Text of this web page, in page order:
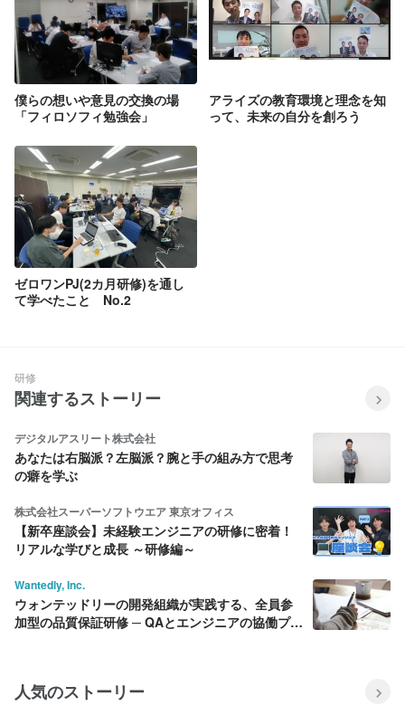
僕らの想いや意見の交換の場
「フィロソフィ勉強会」
アライズの教育環境と理念を知
って、未来の自分を創ろう
ゼロワンPJ(2カ月研修)を通し
て学べたこと No.2
研修
関連するストーリー
デジタルアスリート株式会社
あなたは右脳派？左脳派？腕と手の組み方で思考
の癖を学ぶ
株式会社スーパーソフトウエア 東京オフィス
【新卒座談会】未経験エンジニアの研修に密着！
リアルな学びと成長 ～研修編～
Wantedly, Inc.
ウォンテッドリーの開発組織が実践する、全員参
加型の品質保証研修 ─ QAとエンジニアの協働プロ
人気のストーリー